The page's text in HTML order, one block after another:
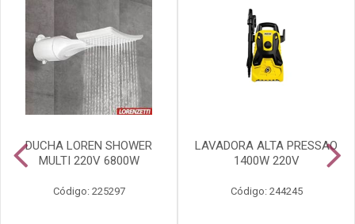
DUCHA LOREN SHOWER
MULTI 220V 6800W
Código: 225297
LAVADORA ALTA PRESSAO
1400W 220V
Código: 244245